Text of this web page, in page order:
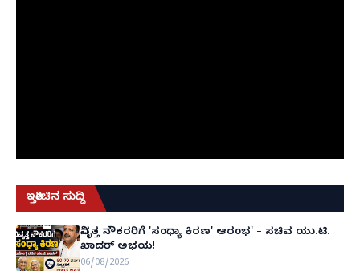
ಇತ್ತೀಚಿನ ಸುದ್ದಿ
ನಿವೃತ್ತ ನೌಕರರಿಗೆ 'ಸಂಧ್ಯಾ ಕಿರಣ' ಆರಂಭ' – ಸಚಿವ ಯು.ಟಿ.
ಖಾದರ್ ಅಭಯ!
06/08/2026